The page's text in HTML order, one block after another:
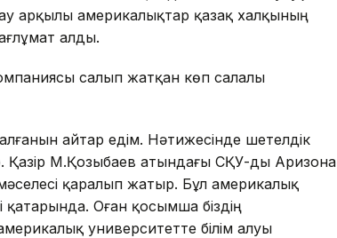
арқылы америкалықтар қазақ халқының
алды.
салып жатқан көп салалы
айтар едім. Нәтижесінде шетелдік
М.Қозыбаев атындағы СҚУ-ды Аризона
қаралып жатыр. Бұл америкалық
қатарында. Оған қосымша біздің
университетте білім алуы